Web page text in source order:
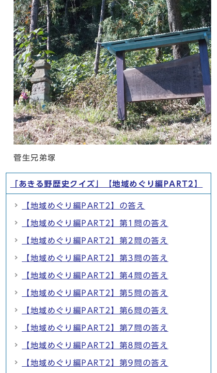
菅生兄弟塚
「あきる野歴史クイズ」【地域めぐり編PART2】
【地域めぐり編PART2】の答え
【地域めぐり編PART2】第1問の答え
【地域めぐり編PART2】第2問の答え
【地域めぐり編PART2】第3問の答え
【地域めぐり編PART2】第4問の答え
【地域めぐり編PART2】第5問の答え
【地域めぐり編PART2】第6問の答え
【地域めぐり編PART2】第7問の答え
【地域めぐり編PART2】第8問の答え
【地域めぐり編PART2】第9問の答え